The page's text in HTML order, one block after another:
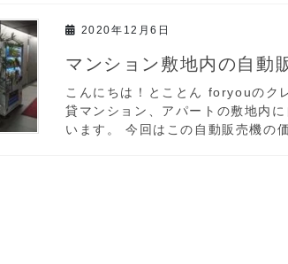
2020年12月6日
マンション敷地内の自動
こんにちは！とことん foryouのク
貸マンション、アパートの敷地内
います。 今回はこの自動販売機の